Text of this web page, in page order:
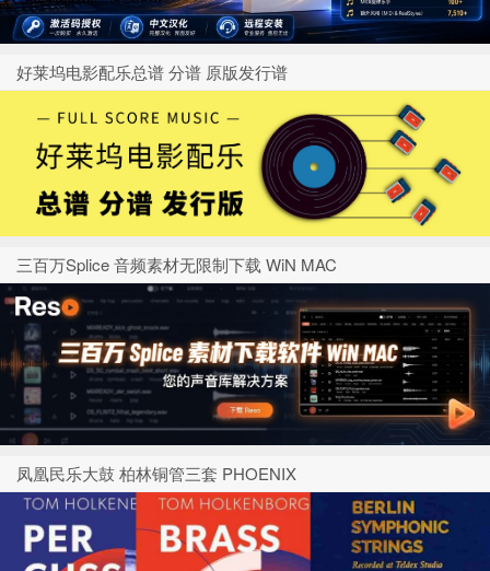
好莱坞电影配乐总谱 分谱 原版发行谱
三百万Splice 音频素材无限制下载 WiN MAC
凤凰民乐大鼓 柏林铜管三套 PHOENIX